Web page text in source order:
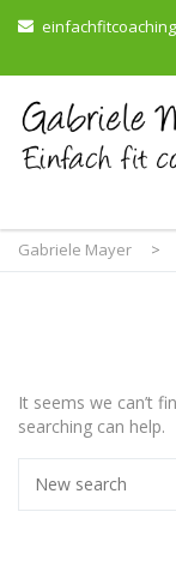
Gabriele Mayer >
It seems we can’t
searching can help.